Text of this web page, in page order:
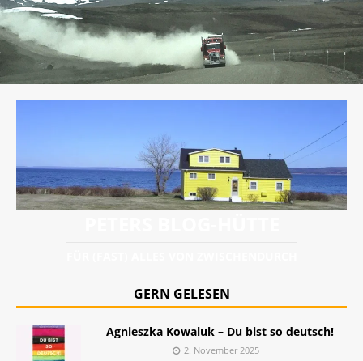
GERN GELESEN
Agnieszka Kowaluk – Du bist so deutsch!
2. November 2025